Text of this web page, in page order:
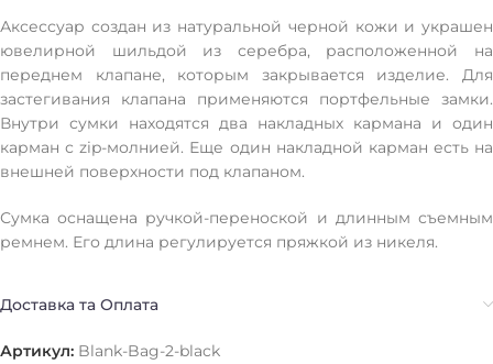
Аксессуар создан из натуральной черной кожи и украшен
ювелирной шильдой из серебра, расположенной на
переднем клапане, которым закрывается изделие. Для
застегивания клапана применяются портфельные замки.
Внутри сумки находятся два накладных кармана и один
карман с zip-молнией. Еще один накладной карман есть на
внешней поверхности под клапаном.
Сумка оснащена ручкой-переноской и длинным съемным
ремнем. Его длина регулируется пряжкой из никеля.
Доставка та Оплата
Артикул: Blank-Bag-2-black